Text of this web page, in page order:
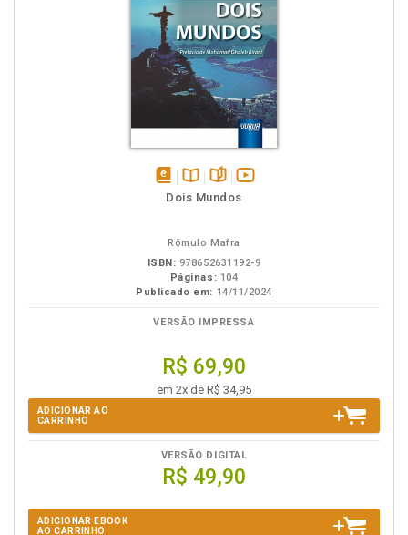
disponível
Disponível
páginasvídeo
Dois Mundos
Rômulo Mafra
ISBN: 978652631192-9
Páginas: 104
Publicado em: 14/11/2024
VERSÃO IMPRESSA
R$ 69,90
em 2x de R$ 34,95
ADICIONAR AO
CARRINHO
VERSÃO DIGITAL
R$ 49,90
ADICIONAR EBOOK
AO CARRINHO